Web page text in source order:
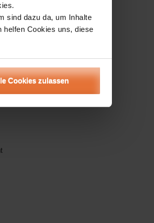
sind dazu da, um Inhalte
helfen Cookies uns, diese
Cookies zulassen